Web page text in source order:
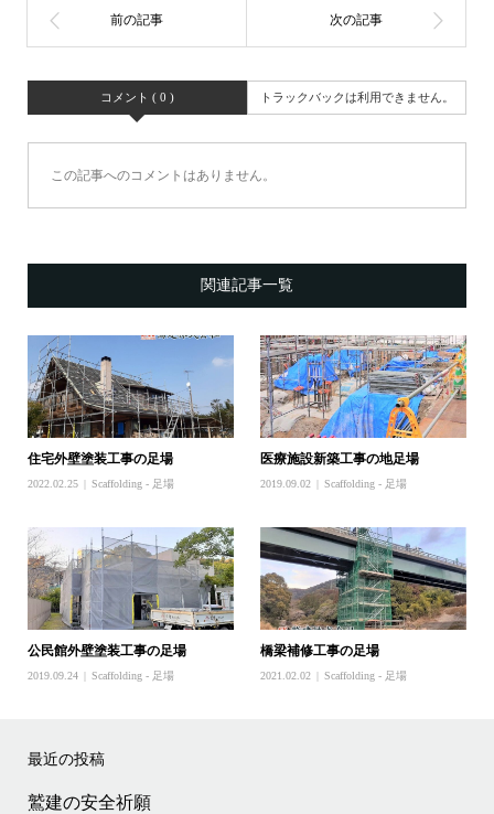
コメント ( 0 ) トラックバックは利用できません。
この記事へのコメントはありません。
関連記事一覧
住宅外壁塗装工事の足場
2022.02.25 Scaffolding - 足場
医療施設新築工事の地足場
2019.09.02 Scaffolding - 足場
公民館外壁塗装工事の足場
2019.09.24 Scaffolding - 足場
橋梁補修工事の足場
2021.02.02 Scaffolding - 足場
最近の投稿
鷲建の安全祈願